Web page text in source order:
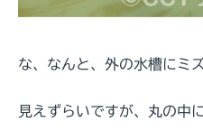
な、なんと、外の水槽にミ
見えずらいですが、丸の中